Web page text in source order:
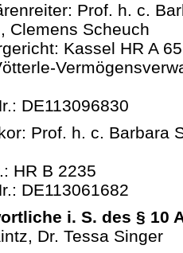
Prof. h. c.
Clemens Scheuch
Kassel HR A
DE113096830
Prof. h. c. Barbara
HR B 2235
DE113061682
i. S. des § 10
Dr. Tessa Singer